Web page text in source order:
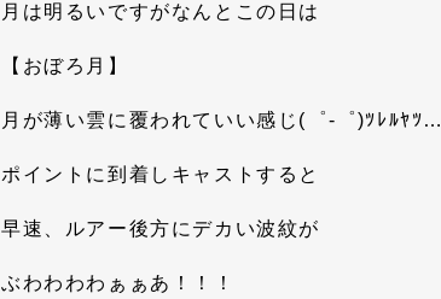
月は明るいですがなんとこの日は
【おぼろ月】
月が薄い雲に覆われていい感じ(゜-゜)ﾂﾚﾙﾔﾂ…
ポイントに到着しキャストすると
早速、ルアー後方にデカい波紋が
ぶわわわわぁぁあ！！！